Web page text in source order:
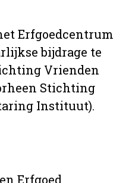
Erfgoedcentrum
bijdrage te
Vrienden
Stichting
Instituut).
Erfgoed